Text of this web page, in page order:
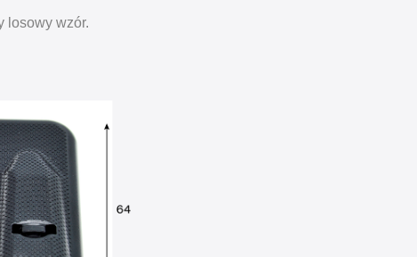
losowy wzór.